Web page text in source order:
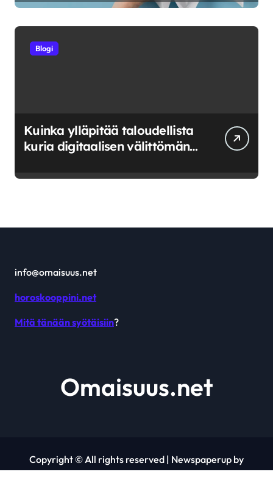
Blogi
Kuinka ylläpitää taloudellista
kuria digitaalisen välittömän
info@omaisuus.net
horoskooppini.net
Mitä tänään syötäisiin?
Omaisuus.net
Copyright © All rights reserved | Newspaperup by